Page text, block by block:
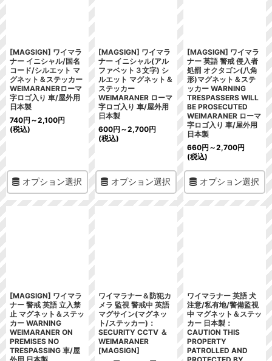
[MAGSIGN] ワイマラ
ナー イニシャル/国名
コード/シルエット マ
グネット＆ステッカー
WEIMARANERローマ
字ロゴ入り 車/屋外用
日本製
740円 ～2,100円
(税込)
オプション選択
[MAGSIGN] ワイマラ
ナー イニシャル(アル
ファベット３文字) シ
ルエット マグネット＆
ステッカー
WEIMARANER ローマ
字ロゴ入り 車/屋外用
日本製
600円 ～2,700円
(税込)
オプション選択
[MAGSIGN] ワイマラ
ナー 英語 警戒 侵入者
処罰 オクタゴン(八角
形)マグネット＆ステ
ッカー WARNING
TRESPASSERS WILL
BE PROSECUTED
WEIMARANER ローマ
字ロゴ入り 車/屋外用
日本製
660円 ～2,700円
(税込)
オプション選択
[MAGSIGN] ワイマラ
ナー 警戒 英語 立入禁
止 マグネット＆ステッ
カー WARNING
WEIMARANER ON
PREMISES NO
TRESPASSING 車/屋
ワイマラナー＆防犯カ
メラ 監視 警戒中 英語
マグサイン(マグネッ
ト/ステッカー)：
SECURITY CCTV ＆
WEIMARANER
[MAGSIGN]
ワイマラナー 英語 犬
注意/私有地/警備監視
中 マグネット＆ステッ
カー 日本製：
CAUTION THIS
PROPERTY
PATROLLED AND